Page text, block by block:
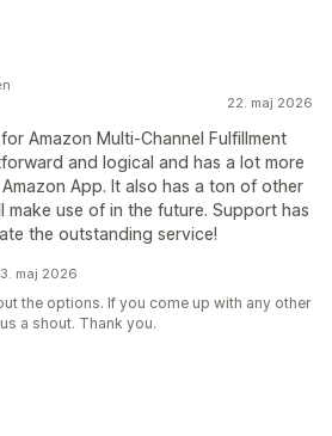
22. maj 2026
Amazon Multi-Channel Fulfillment
and logical and has a lot more
App. It also has a ton of other
use of in the future. Support has
the outstanding service!
maj 2026
the options. If you come up with any other
a shout. Thank you.